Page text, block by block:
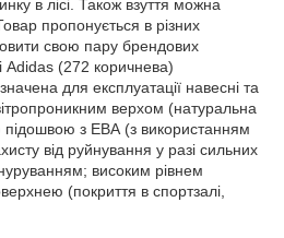
в лісі. Також взуття можна
пропонується в різних
свою пару брендових
Adidas (272 коричнева)
для експлуатації навесні та
верхом (натуральна
підошвою з ЕВА (з використанням
від руйнування у разі сильних
високим рівнем
(покриття в спортзалі,